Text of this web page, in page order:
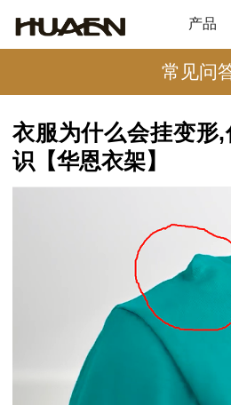
产品
常见问
衣服为什么会挂变形
识【华恩衣架】